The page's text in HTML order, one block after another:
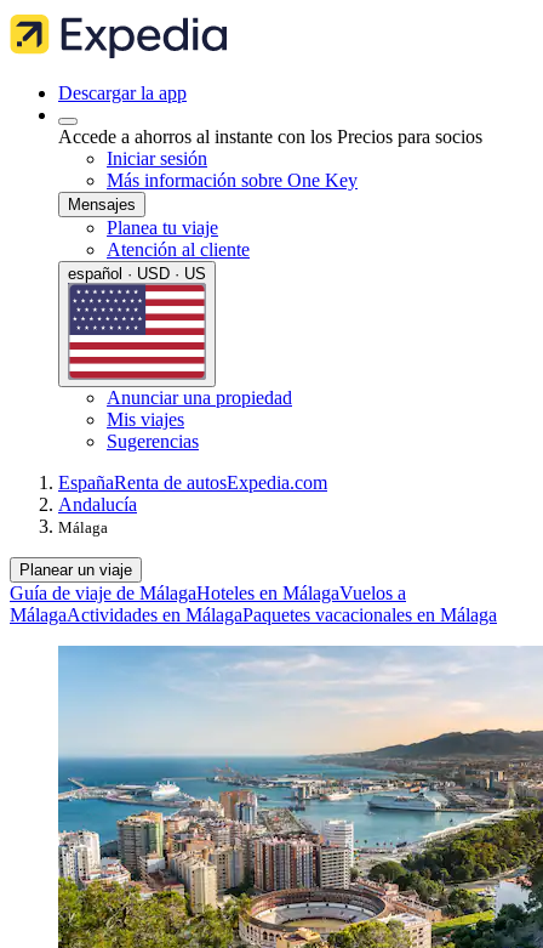
Descargar la app
Accede a ahorros al instante con los Precios para socios
Iniciar sesión
Más información sobre One Key
Mensajes
Planea tu viaje
Atención al cliente
español · USD · US
Anunciar una propiedad
Mis viajes
Sugerencias
EspañaRenta de autosExpedia.com
Andalucía
Málaga
Planear un viaje
Guía de viaje de MálagaHoteles en MálagaVuelos a
MálagaActividades en MálagaPaquetes vacacionales en Málaga